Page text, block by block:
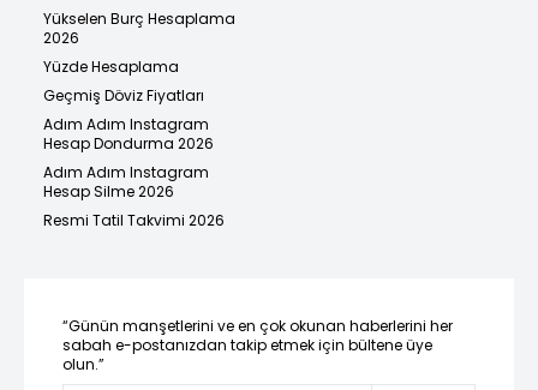
Yükselen Burç Hesaplama
2026
Yüzde Hesaplama
Geçmiş Döviz Fiyatları
Adım Adım Instagram
Hesap Dondurma 2026
Adım Adım Instagram
Hesap Silme 2026
Resmi Tatil Takvimi 2026
“Günün manşetlerini ve en çok okunan haberlerini her
sabah e-postanızdan takip etmek için bültene üye
olun.”